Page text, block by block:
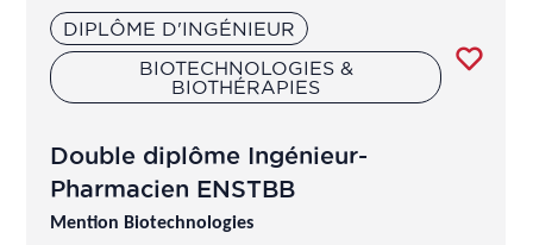
Chargé assurance qualité en
laboratoire de contrôle
Chargé contrôle pub
Chargé contrôle qualité
DIPLÔME D'INGÉNIEUR
BIOTECHNOLOGIES &
BIOTHÉRAPIES
Double diplôme Ingénieur-
Pharmacien ENSTBB
Mention Biotechnologies